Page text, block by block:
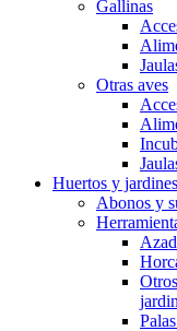
Gallinas
Otras aves
Huertos y jardines
Abonos y